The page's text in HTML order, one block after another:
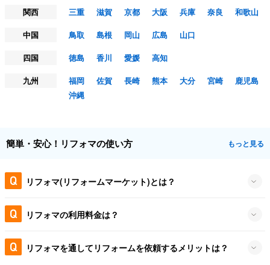
関西
三重 滋賀 京都 大阪 兵庫 奈良
和歌山
中国
鳥取 島根 岡山 広島
山口
四国
徳島 香川 愛媛
高知
九州
福岡 佐賀 長崎 熊本 大分 宮崎
鹿児島
沖縄
簡単・安心！リフォマの使い方 もっと見る
リフォマ(リフォームマーケット)とは？
リフォマの利用料金は？
リフォマを通してリフォームを依頼するメリットは？